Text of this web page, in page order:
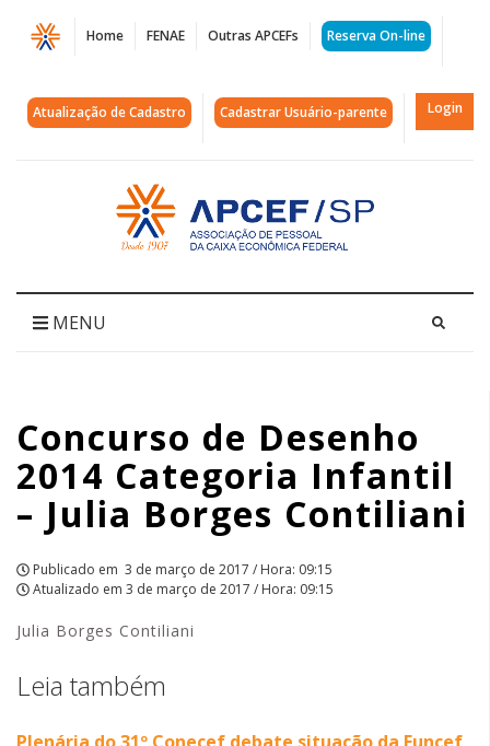
Página
Concurso
de
Categoria
Contiliani
|
APCEF/SP
Home FENAE Outras APCEFs Reserva On-line
Atualização de Cadastro Cadastrar Usuário-parente Login
Acessar
página
inicial
MENU
Concurso de Desenho
2014 Categoria Infantil
– Julia Borges Contiliani
Publicado em 3 de março de 2017 / Hora: 09:15
Atualizado em 3 de março de 2017 / Hora: 09:15
Julia Borges Contiliani
Leia também